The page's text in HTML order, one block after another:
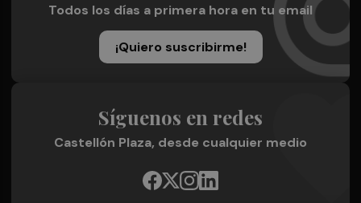
Todos los días a primera hora en tu email
¡Quiero suscribirme!
Síguenos en redes
Castellón Plaza, desde cualquier medio